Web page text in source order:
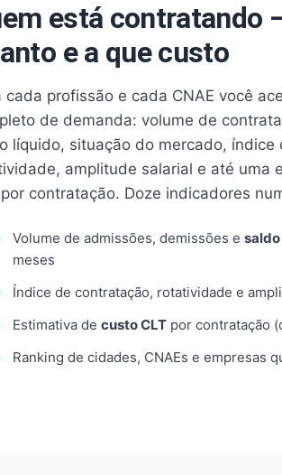
está contratando
e a que custo
cada profissão e cada CNAE você
de demanda: volume de
líquido, situação do mercado, índice
amplitude salarial e até uma
por contratação. Doze indicadores
Volume de admissões, demissões e
meses
Índice de contratação, rotatividade e
Estimativa de custo CLT por contratação
Ranking de cidades, CNAEs e empresas